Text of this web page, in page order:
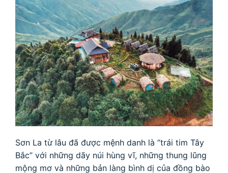
Sơn La từ lâu đã được mệnh danh là “trái tim Tây
Bắc” với những dãy núi hùng vĩ, những thung lũng
mộng mơ và những bản làng bình dị của đồng bào